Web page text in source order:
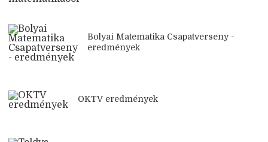
Bolyai Matematika Csapatverseny -
eredmények
OKTV eredmények